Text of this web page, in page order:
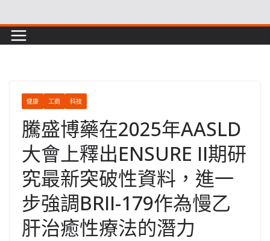
to
content
健康 工商 科技
騰盛博藥在2025年AASLD
大會上釋出ENSURE II期研
究最新突破性資料，進一
步強調BRII-179作為慢乙
肝治癒性療法的潛力